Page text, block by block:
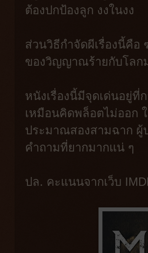
ต้องปกป้องลูก งงในงง
ส่วนวิธีกำจัดผีเรื่องนี้คือ
ของวิญญาณร้ายกับโลก
หนังเรื่องนี้มีจุดเด่นอยู่
เหมือนคิดพล็อตไม่ออก
ประมาณสองสามฉาก ผู้
คำถามที่ยากมากแน่ ๆ
ปล. คะแนนจากเว็บ